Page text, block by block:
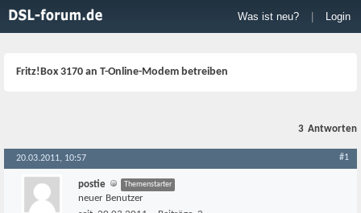
Was ist neu? Login
Fritz!Box 3170 an T-Online-Modem betreiben
3 Antworten
20.03.2011, 10:57 #1
postie Themenstarter
neuer Benutzer